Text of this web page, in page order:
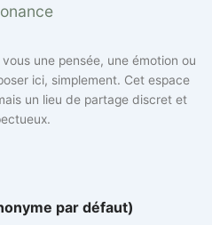
une pensée, une émotion ou
ici, simplement. Cet espace
un lieu de partage discret et
par défaut)